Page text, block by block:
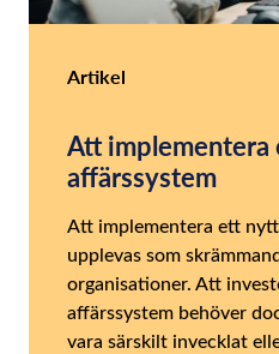
Artikel
Att
affärssystem
Att implementera ett
upplevas som
organisationer. Att
affärssystem behöver
vara särskilt invecklat